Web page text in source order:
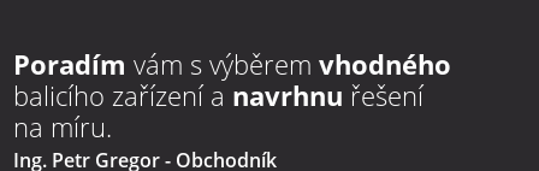
Poradím vám s výběrem vhodného
balicího zařízení a navrhnu řešení
na míru.
Ing. Petr Gregor- Obchodník